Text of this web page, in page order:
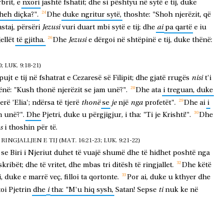
e nxori jashtë fshatit; dhe si pështyu në sytë e tij, duke
diçka?". Dhe duke ngritur sytë, thoshte: "Shoh njerëzit, që
përsëri Jezusi vuri duart mbi sytë e tij; dhe ai pa qartë e iu
të gjitha. Dhe Jezusi e dërgoi në shtëpinë e tij, duke thënë:
LUK. 9:18-21)
e tij në fshatrat e Cezaresë së Filipit; dhe gjatë rrugës nisi t'i
"Kush thonë njerëzit se jam unë?". Dhe ata i treguan, duke
'Elia'; ndërsa të tjerë thonë se je një nga profetët". Dhe ai i
unë?". Dhe Pjetri, duke u përgjigjur, i tha: "Ti je Krishti!". Dhe
i thoshin për të.
E TIJ (MAT. 16:21-23; LUK. 9:21-22)
se Biri i Njeriut duhet të vuajë shumë dhe të hidhet poshtë nga
dhe të vritet, dhe mbas tri ditësh të ringjallet. Dhe këtë
duke e marrë veç, filloi ta qortonte. Por ai, duke u kthyer dhe
Pjetrin dhe i tha: "M'u hiq sysh, Satan! Sepse ti nuk ke në